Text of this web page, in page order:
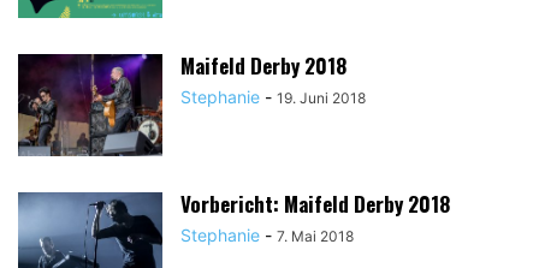
Maifeld Derby 2018
Stephanie - 19. Juni 2018
Vorbericht: Maifeld Derby 2018
Stephanie - 7. Mai 2018